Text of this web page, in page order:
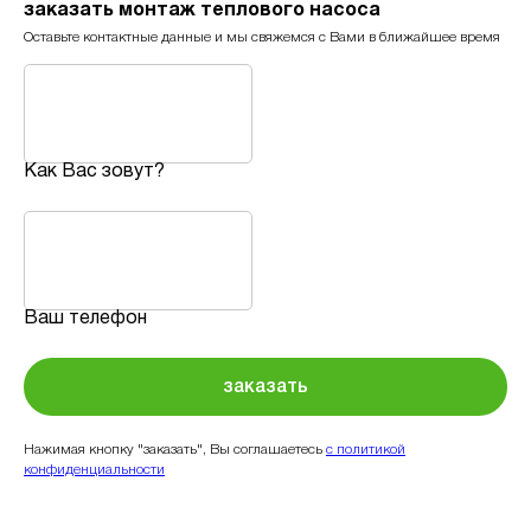
заказать монтаж теплового насоса
Оставьте контактные данные и мы свяжемся с Вами в ближайшее время
Как Вас зовут?
Ваш телефон
заказать
Нажимая кнопку "заказать", Вы соглашаетесь с политикой
конфиденциальности